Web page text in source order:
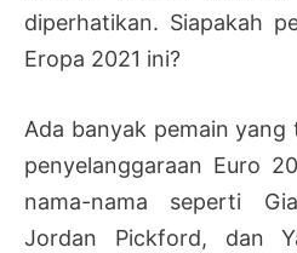
diperhatikan. Siapakah
Eropa 2021 ini?
Ada banyak pemain yang
penyelanggaraan Euro
nama-nama seperti
Jordan Pickford, dan